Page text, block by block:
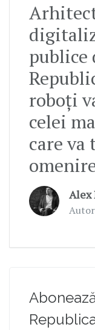
publice
roboți
celei
care va
Alex